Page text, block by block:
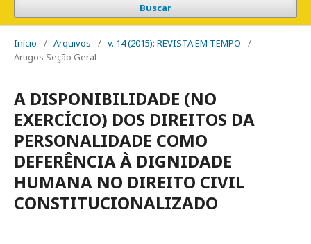
Buscar
Início / Arquivos / v. 14 (2015): REVISTA EM TEMPO
/
Artigos Seção Geral
A DISPONIBILIDADE (NO
EXERCÍCIO) DOS DIREITOS DA
PERSONALIDADE COMO
DEFERÊNCIA À DIGNIDADE
HUMANA NO DIREITO CIVIL
CONSTITUCIONALIZADO